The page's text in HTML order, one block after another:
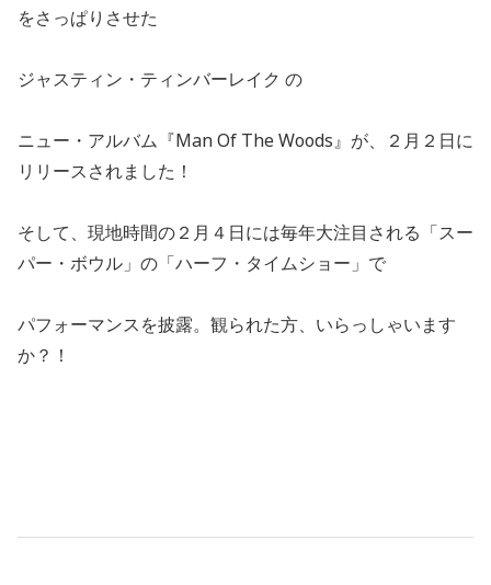
をさっぱりさせた
ジャスティン・ティンバーレイク の
ニュー・アルバム『Man Of The Woods』が、２月２日に
リリースされました！
そして、現地時間の２月４日には毎年大注目される「スー
パー・ボウル」の「ハーフ・タイムショー」で
パフォーマンスを披露。観られた方、いらっしゃいます
か？！